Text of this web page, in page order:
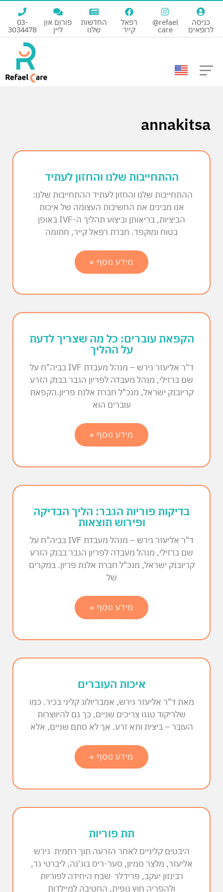
כניסה
לרופאים
@refael
care
רפאל
קייר
החדשות
שלנו
פורום און
ליין
03-
3034478
annakitsa
ההתחייבות שלנו והחזון לעתיד
ההתחייבות שלנו והחזון לעתיד ההתחייבות שלנו:
אנו מבינים את החשיבות העצומה של איכות
הביציות, בריאותן וביצוע תהליך ה-IVF באופן
בטוח ומוקפד. חברת רפאל קייר, חתומה
מידע נוסף »
הקפאת עוברים: כל מה שצריך לדעת
על ההליך
ד"ר אליעזר גירש – מנהל מעבדת IVF בביה"ח על
שם ברזילי, מנהל מעבדה לפריון הגבר בבנק הזרע
קריובנק ישראל, מנכ"ל חברת אלנת פריון.הקפאת
עוברים הוא
מידע נוסף »
בדיקות פוריות הגבר: הליך הבדיקה
ופירוש תוצאות
ד"ר אליעזר גירש – מנהל מעבדת IVF בביה"ח על
שם ברזילי, מנהל מעבדה לפריון הגבר בבנק הזרע
קריובנק ישראל, מנכ"ל חברת אלנת פריון. במקרים
של
מידע נוסף »
איכות העוברים
מאת ד"ר אליעזר גירש, אמבריולוג קליני בכיר. כמו
שלריקוד טנגו צריכים שניים, כך גם להיווצרות
העובר – ביצית ותא זרע. אך לא סתם שניים, אלא
מידע נוסף »
תת פוריות
היבטים קליניים לאחר הזרעה תוך רחמית גירש
אליעזר, מלצר סמיון, סער-ריס בוג'נה, ליברטי גד,
רבינזון יעקב, פרידלר שבח היחידה לפוריות
ולהפריה חוץ גופית, החטיבה למיילדות